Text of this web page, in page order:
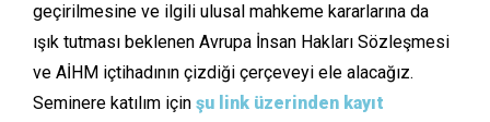
geçirilmesine ve ilgili ulusal mahkeme kararlarına da
ışık tutması beklenen Avrupa İnsan Hakları Sözleşmesi
ve AİHM içtihadının çizdiği çerçeveyi ele alacağız.
Seminere katılım için şu link üzerinden kayıt